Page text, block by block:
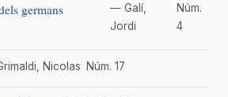
germans
— Galí,
Jordi
Núm.
4
Nicolas Núm. 17